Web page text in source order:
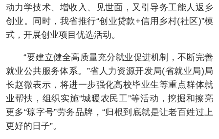
动力学技术、增收入、见世面，又引导务工能人返乡
创业。同时，我省推行“创业贷款+信用乡村(社区)”模
式，开展创业项目优选活动。
“要建立健全高质量充分就业促进机制，不断完善
就业公共服务体系。”省人力资源开发局(省就业局)局
长赵微表示，将进一步强化高校毕业生等重点群体就
业帮扶，组织实施“城暖农民工”等活动，挖掘和擦亮
更多“琼字号”劳务品牌，“归根到底就是让老百姓过上
更好的日子”。